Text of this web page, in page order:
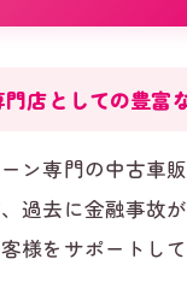
店としての豊富
ン専門の中古車
過去に金融事故が
様をサポートして